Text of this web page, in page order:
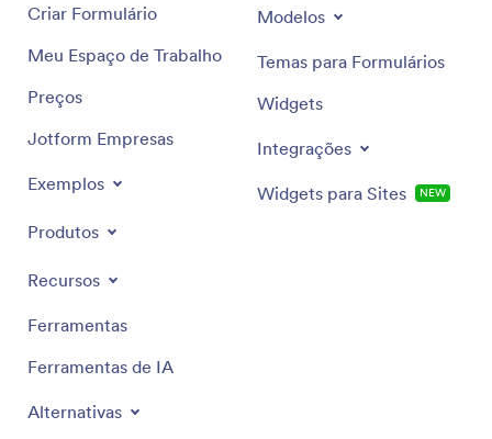
Criar Formulário
Meu Espaço de Trabalho
Preços
Jotform Empresas
Exemplos
Produtos
Recursos
Ferramentas
Ferramentas de IA
Alternativas
Modelos
Temas para Formulários
Widgets
Integrações
Widgets para Sites NOVO